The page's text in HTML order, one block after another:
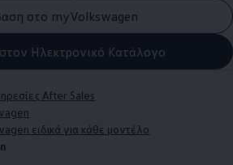
στο myVolkswagen
Ηλεκτρονικό Κατάλογο
After Sales
ειδικά για κάθε μοντέλο